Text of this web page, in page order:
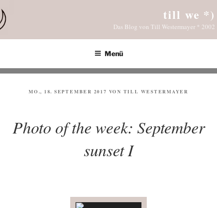
Inhalt
springen
till we *)
Das Blog von Till Westermayer * 2002
Menü
VERÖFFENTLICHT
MO., 18. SEPTEMBER 2017 VON TILL WESTERMAYER
Photo of the week: September
sunset I